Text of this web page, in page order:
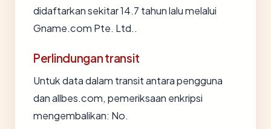
didaftarkan sekitar 14.7 tahun lalu melalui
Gname.com Pte. Ltd..
Perlindungan transit
Untuk data dalam transit antara pengguna
dan allbes.com, pemeriksaan enkripsi
mengembalikan: No.